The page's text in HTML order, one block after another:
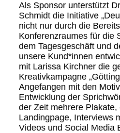
Als Sponsor unterstützt
Schmidt die Initiative
nicht nur durch die
Konferenzraumes für die
dem Tagesgeschäft und
unsere Kund*innen
mit Larissa Kirchner die
Kreativkampagne
Angefangen mit den
Entwicklung der
der Zeit mehrere
Landingpage, Interviews
Videos und Social Media